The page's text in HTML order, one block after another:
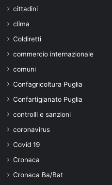
cittadini
clima
Coldiretti
commercio internazionale
comuni
Confagricoltura Puglia
Confartigianato Puglia
controlli e sanzioni
coronavirus
Covid 19
Cronaca
Cronaca Ba/Bat